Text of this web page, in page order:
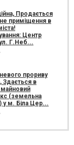
Продається
приміщення в
Центр
Г.Неб...
прориву
Здається в
(земельна
у м. Біла Цер...